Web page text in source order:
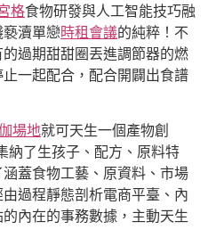
格食物研發與人工智能技巧融
瀆單戀時租會議的純粹！不
過期甜甜圈丟進調節器的燃
一起配合，配合開闢出食譜
場地就可天生一個產物創
納了生孩子、配方、原料特
蓋食物工藝、原資料、市場
過程靜態剖析電商平臺、內
內在的事務數據，主動天生